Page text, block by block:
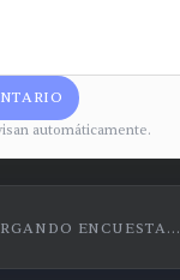
automáticamente.
ENCUESTA...